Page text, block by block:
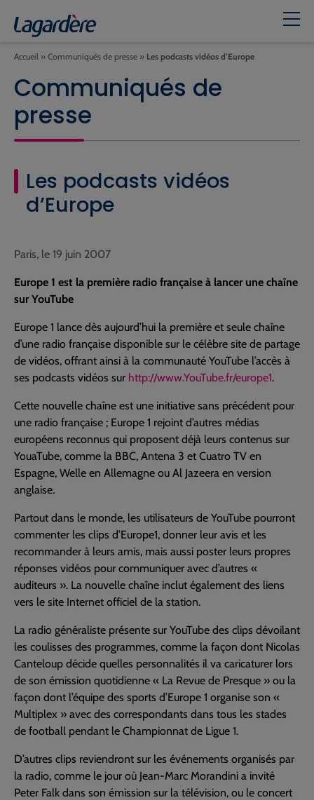
Accueil » Communiqués de presse » Les podcasts vidéos d’Europe
Communiqués de
presse
Les podcasts vidéos
d’Europe
Paris, le 19 juin 2007
Europe 1 est la première radio française à lancer une chaîne
sur YouTube
Europe 1 lance dès aujourd’hui la première et seule chaîne
d’une radio française disponible sur le célèbre site de partage
de vidéos, offrant ainsi à la communauté YouTube l’accès à
ses podcasts vidéos sur http://www.YouTube.fr/europe1.
Cette nouvelle chaîne est une initiative sans précédent pour
une radio française ; Europe 1 rejoint d’autres médias
européens reconnus qui proposent déjà leurs contenus sur
YouaTube, comme la BBC, Antena 3 et Cuatro TV en
Espagne, Welle en Allemagne ou Al Jazeera en version
anglaise.
Partout dans le monde, les utilisateurs de YouTube pourront
commenter les clips d’Europe1, donner leur avis et les
recommander à leurs amis, mais aussi poster leurs propres
réponses vidéos pour communiquer avec d’autres «
auditeurs ». La nouvelle chaîne inclut également des liens
vers le site Internet officiel de la station.
La radio généraliste présente sur YouTube des clips dévoilant
les coulisses des programmes, comme la façon dont Nicolas
Canteloup décide quelles personnalités il va caricaturer lors
de son émission quotidienne « La Revue de Presque » ou la
façon dont l’équipe des sports d’Europe 1 organise son «
Multiplex » avec des correspondants dans tous les stades
de football pendant le Championnat de Ligue 1.
D’autres clips reviendront sur les événements organisés par
la radio, comme le jour où Jean-Marc Morandini a invité
Peter Falk dans son émission sur la télévision, ou le concert